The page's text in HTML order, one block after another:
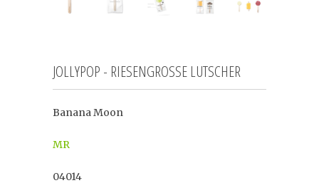
JOLLYPOP - RIESENGROSSE LUTSCHER
Banana Moon
MR
04014